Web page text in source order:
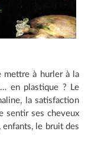
mettre à hurler à la
en plastique ? Le
la satisfaction
sentir ses cheveux
le bruit des